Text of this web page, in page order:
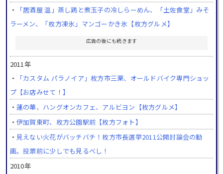
・
「居酒屋 温」蒸し鶏と煮玉子の冷しらーめん、「土佐食堂」みそ
ラーメン、「枚方凍氷」マンゴーかき氷【枚方グルメ】
広告の後にも続きます
2011年
・
「カスタム パラノイア」枚方市三栗、オールドバイク専門ショッ
プ【お店みせて！】
・ 蓮の華、ハングオンカフェ、アルビヨン【枚方グルメ】
・ 伊加賀東町、枚方公園駅前【枚方フォト】
・ 見えない火花がバッチバチ！枚方市長選挙2011公開討論会の動
画。投票前に少しでも見るべし！
2010年